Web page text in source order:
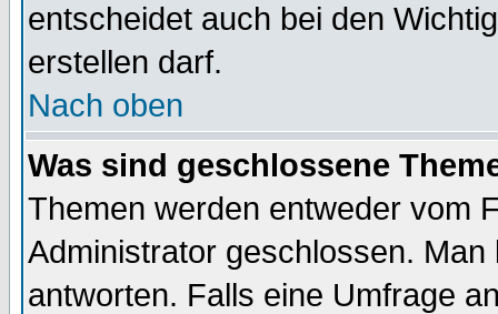
entscheidet auch bei den
erstellen darf.
Nach oben
Was sind geschlossene
Themen werden entweder vom
Administrator geschlossen.
antworten. Falls eine Umfrage